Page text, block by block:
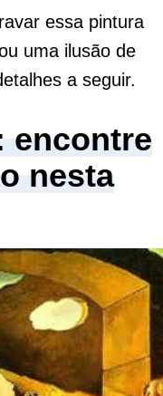
essa pintura
uma ilusão de
a seguir.
encontre
nesta